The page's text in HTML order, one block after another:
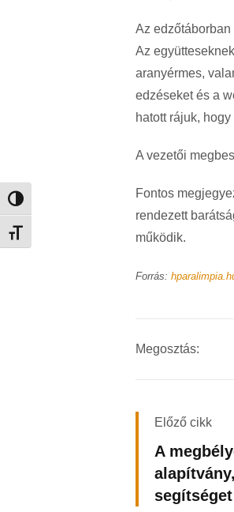
Nagy kontraszt váltása
Betűméret váltása
Az
Az
aranyérmes,
edzéseket és a
hatott rájuk,
A vezetői
Fontos
rendezett
működik.
Forrás:
Megosztás:
Előző cikk
A